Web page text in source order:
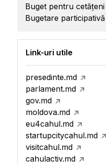
Buget pentru cetățeni
Bugetare participativă
Link-uri utile
presedinte.md
parlament.md
gov.md
moldova.md
eu4cahul.md
startupcitycahul.md
visitcahul.md
cahulactiv.md